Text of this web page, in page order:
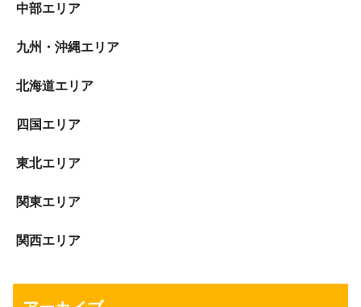
中部エリア
九州・沖縄エリア
北海道エリア
四国エリア
東北エリア
関東エリア
関西エリア